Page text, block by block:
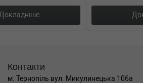
Докладніше
Контакти
м. Тернопіль вул. Микулинецька 106а